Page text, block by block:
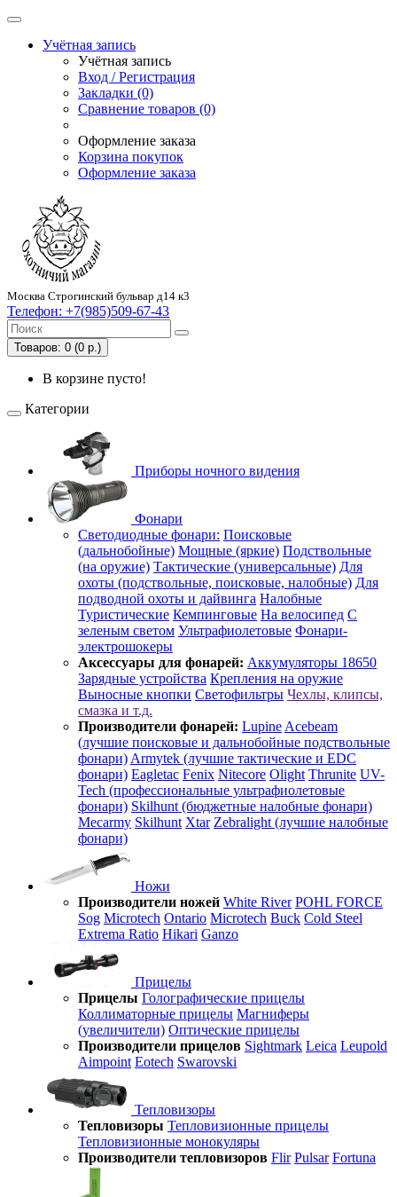
Учётная запись
Учётная запись
Вход / Регистрация
Закладки (0)
Сравнение товаров (0)
Оформление заказа
Корзина покупок
Оформление заказа
Москва Строгинский бульвар д14 к3
Телефон: +7(985)509-67-43
Товаров: 0 (0 р.)
В корзине пусто!
Категории
Приборы ночного видения
Фонари
Светодиодные фонари: Поисковые
(дальнобойные) Мощные (яркие) Подствольные
(на оружие) Тактические (универсальные) Для
охоты (подствольные, поисковые, налобные) Для
подводной охоты и дайвинга Налобные
Туристические Кемпинговые На велосипед С
зеленым светом Ультрафиолетовые Фонари-
электрошокеры
Аксессуары для фонарей: Аккумуляторы 18650
Зарядные устройства Крепления на оружие
Выносные кнопки Светофильтры Чехлы, клипсы,
смазка и т.д.
Производители фонарей: Lupine Acebeam
(лучшие поисковые и дальнобойные подствольные
фонари) Armytek (лучшие тактические и EDC
фонари) Eagletac Fenix Nitecore Olight Thrunite UV-
Tech (профессиональные ультрафиолетовые
фонари) Skilhunt (бюджетные налобные фонари)
Mecarmy Skilhunt Xtar Zebralight (лучшие налобные
фонари)
Ножи
Производители ножей White River POHL FORCE
Sog Microtech Ontario Microtech Buck Cold Steel
Extrema Ratio Hikari Ganzo
Прицелы
Прицелы Голографические прицелы
Коллиматорные прицелы Магниферы
(увеличители) Оптические прицелы
Производители прицелов Sightmark Leica Leupold
Aimpoint Eotech Swarovski
Тепловизоры
Тепловизоры Тепловизионные прицелы
Тепловизионные монокуляры
Производители тепловизоров Flir Pulsar Fortuna